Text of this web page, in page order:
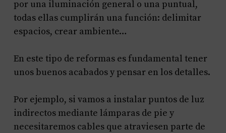
por una iluminación general o una puntual,
todas ellas cumplirán una función: delimitar
espacios, crear ambiente…
En este tipo de reformas es fundamental tener
unos buenos acabados y pensar en los detalles.
Por ejemplo, si vamos a instalar puntos de luz
indirectos mediante lámparas de pie y
necesitaremos cables que atraviesen parte de